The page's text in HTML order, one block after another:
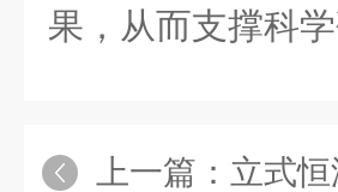
果，从而支撑科
上一篇： 立式恒